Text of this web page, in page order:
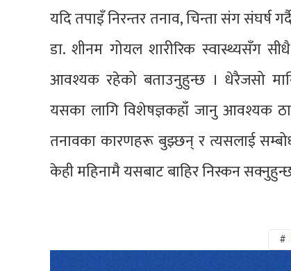
यदि तपाइँ निरन्तर तनाव, चिन्ता संग संघर्ष
डा. शीनम गोयल शारीरिक स्वास्थ्यसँग
आवश्यक रहेको बताउनुहुन्छ । धेरैजसो
यसका लागि विशेषज्ञकहाँ जानु आवश्यक
तनावका कारणहरू बुझ्छन् र त्यसलाई
केही महिनामै यसबाट बाहिर निस्कन
#